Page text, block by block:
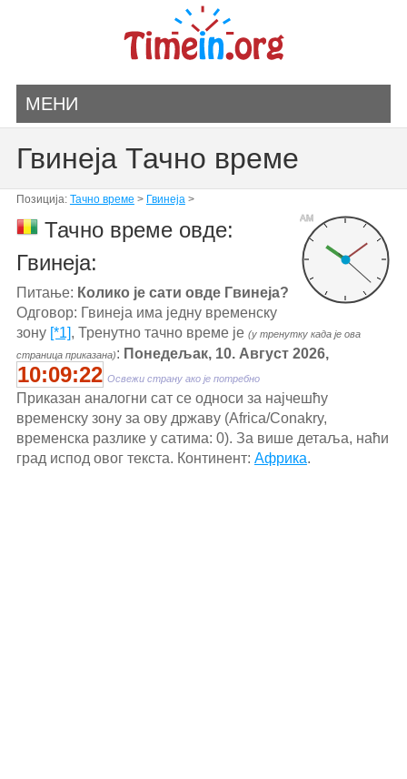
МЕНИ
Гвинеја Тачно време
Позиција: Тачно време > Гвинеја>
AM
Тачно време овде:
Гвинеја:
Питање: Колико је сати овде Гвинеја?
Одговор: Гвинеја има једну временску
зону [*1], Тренутно тачно време је (у тренутку када је ова
страница приказана): Понедељак, 10. Август 2026,
10:09:22 Освежи страну ако је потребно
Приказан аналогни сат се односи за најчешћу
временску зону за ову државу (Africa/Conakry,
временска разлике у сатима: 0). За више детаља, наћи
град испод овог текста. Континент: Африка.